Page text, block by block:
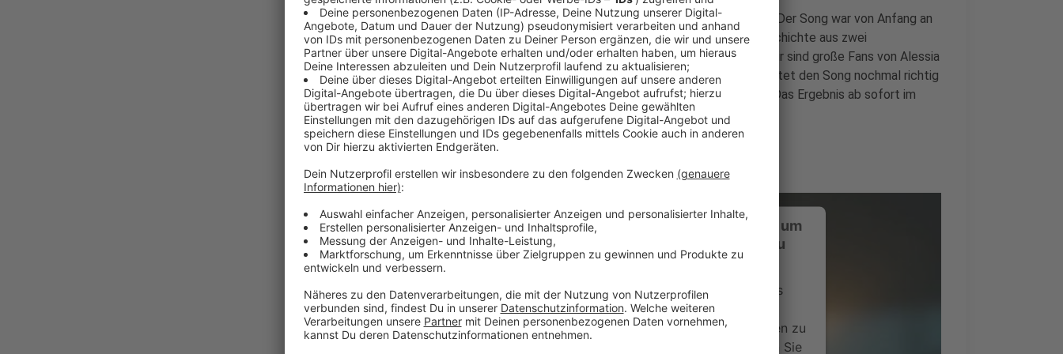
"Another Place" haben die Briten dann auch in der Setlist gehabt. Der Song war von Anfang an
als Duett geplant so Sänger Dan Smith. "Ich wollte, dass die Geschichte aus zwei
Perspektiven erzählt wird. Duette Machen wire her selten aber wir sind große Fans von Alessia
– ihrer Stimme und ihrer Art Songs zu schreiben. Ich finde, sie wertet den Song nochmal richtig
auf." Fündig wurde die Band dann bei der Kanadierin Alessia Cara. Das Ergebnis ab sofort im
besten Mix.
Anzeige
Wir benötigen Ihre Zustimmung, um
den YouTube Video-Service zu
laden!
Wir verwenden einen Service eines
Drittanbieters, um Videoinhalte
einzubetten. Dieser Service kann Daten zu
Ihren Aktivitäten sammeln. Bitte lesen Sie